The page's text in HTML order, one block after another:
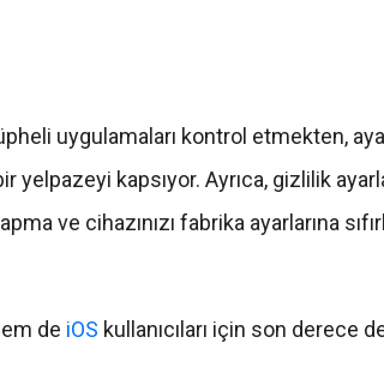
uygulamaları kontrol etmekten,
yelpazeyi kapsıyor. Ayrıca, gizlilik
ve cihazınızı fabrika ayarlarına
de iOS kullanıcıları için son derece